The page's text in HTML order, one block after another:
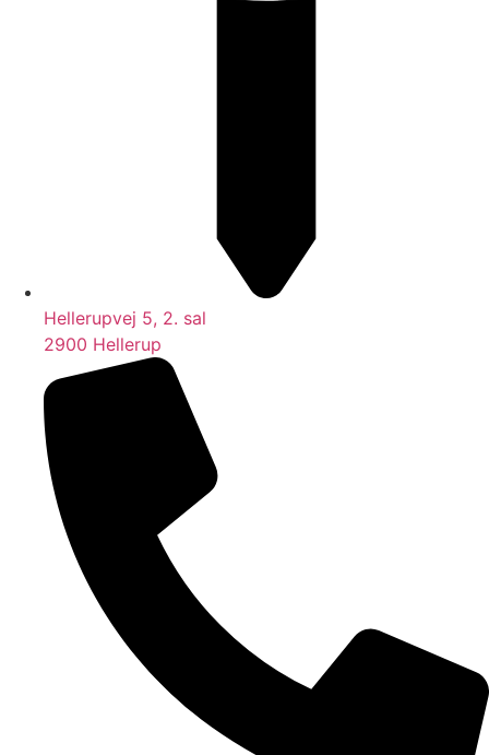
Hellerupvej 5, 2. sal
2900 Hellerup